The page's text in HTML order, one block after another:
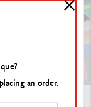
belle arti,
an order.